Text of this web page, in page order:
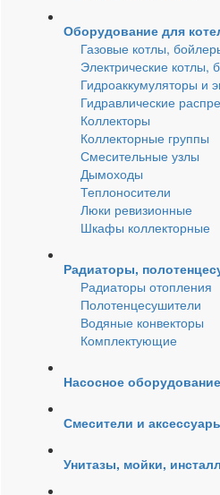
Оборудование для
Газовые котлы,
Электрические котлы,
Гидроаккумуляторы и
Гидравлические
Коллекторы
Коллекторные группы
Смесительные узлы
Дымоходы
Теплоносители
Люки ревизионные
Шкафы коллекторные
Радиаторы,
Радиаторы отопления
Полотенцесушители
Водяные конвекторы
Комплектующие
Насосное оборудование
Смесители и
Унитазы, мойки,